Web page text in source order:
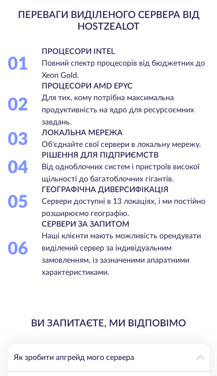
ПЕРЕВАГИ ВИДІЛЕНОГО СЕРВЕРА ВІД
HOSTZEALOT
01
ПРОЦЕСОРИ INTEL
Повний спектр процесорів від бюджетних до
Xeon Gold.
02
ПРОЦЕСОРИ AMD EPYC
Для тих, кому потрібна максимальна
продуктивність на ядро для ресурсоємних
завдань.
03
ЛОКАЛЬНА МЕРЕЖА
Об'єднайте свої сервери в локальну мережу.
04
РІШЕННЯ ДЛЯ ПІДПРИЄМСТВ
Від одноблочних систем і пристроїв високої
щільності до багатоблочних гігантів.
05
ГЕОГРАФІЧНА ДИВЕРСИФІКАЦІЯ
Сервери доступні в 13 локаціях, і ми постійно
розширюємо географію.
06
СЕРВЕРИ ЗА ЗАПИТОМ
Наші клієнти мають можливість орендувати
виділений сервер за індивідуальним
замовленням, із зазначеними апаратними
характеристиками.
ВИ ЗАПИТАЄТЕ, МИ ВІДПОВІМО
Як зробити апгрейд мого сервера